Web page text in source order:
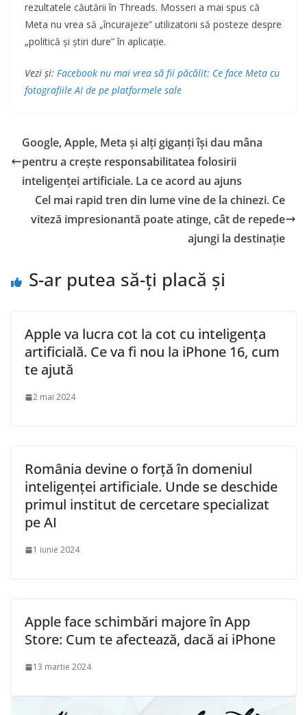
rezultatele căutării în Threads. Mosseri a mai spus că
Meta nu vrea să „încurajeze” utilizatorii să posteze despre
„politică și știri dure” în aplicație.
Vezi și: Facebook nu mai vrea să fii păcălit: Ce face Meta cu
fotografiile AI de pe platformele sale
Google, Apple, Meta și alți giganți își dau mâna
pentru a crește responsabilitatea folosirii
inteligenței artificiale. La ce acord au ajuns
Cel mai rapid tren din lume vine de la chinezi. Ce
viteză impresionantă poate atinge, cât de repede
ajungi la destinație
S-ar putea să-ți placă și
Apple va lucra cot la cot cu inteligența
artificială. Ce va fi nou la iPhone 16, cum
te ajută
2 mai 2024
România devine o forță în domeniul
inteligenței artificiale. Unde se deschide
primul institut de cercetare specializat
pe AI
1 iunie 2024
Apple face schimbări majore în App
Store: Cum te afectează, dacă ai iPhone
13 martie 2024